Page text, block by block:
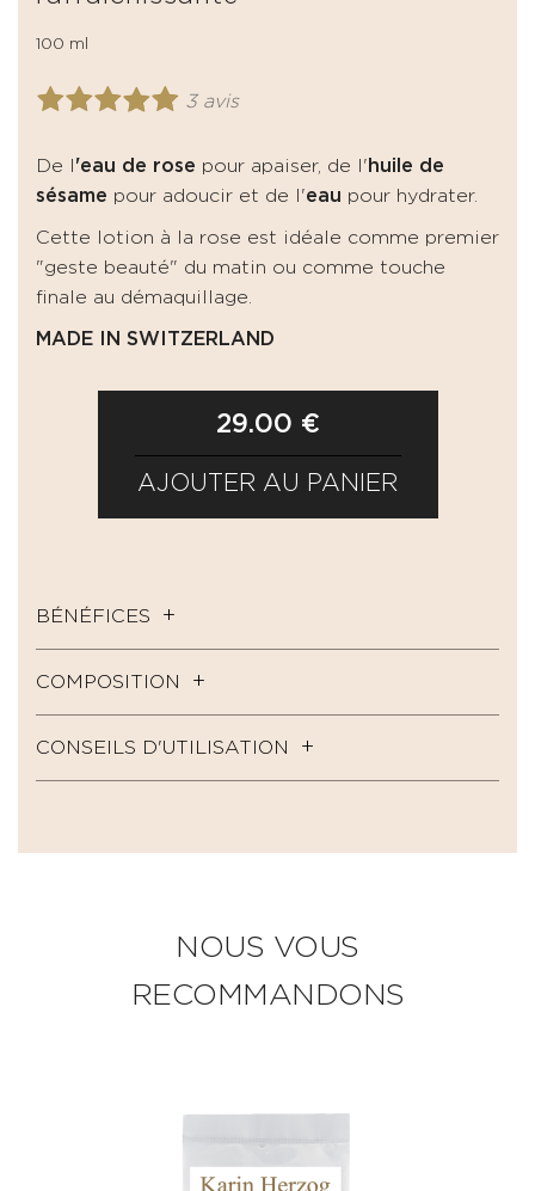
100 ml
3 avis
De l 'eau de rose pour apaiser, de l' huile de
sésame pour adoucir et de l'eau pour hydrater.
Cette lotion à la rose est idéale comme premier
"geste beauté" du matin ou comme touche
finale au démaquillage.
MADE IN SWITZERLAND
29.00 €
AJOUTER AU PANIER
BÉNÉFICES
COMPOSITION
CONSEILS D'UTILISATION
NOUS VOUS
RECOMMANDONS